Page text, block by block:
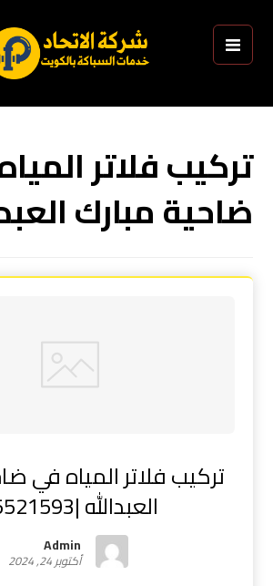
تركيب فلاتر
ضاحية مبارك
تركيب فلاتر المياه في
العبدالله |55521593
Admin
أكتوبر 24, 2024